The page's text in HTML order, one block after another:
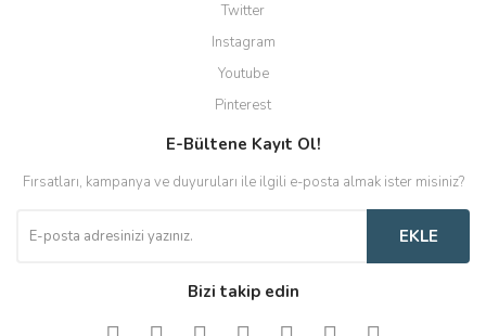
Twitter
Instagram
Youtube
Pinterest
E-Bültene Kayıt Ol!
Fırsatları, kampanya ve duyuruları ile ilgili e-posta almak ister misiniz?
EKLE
Bizi takip edin